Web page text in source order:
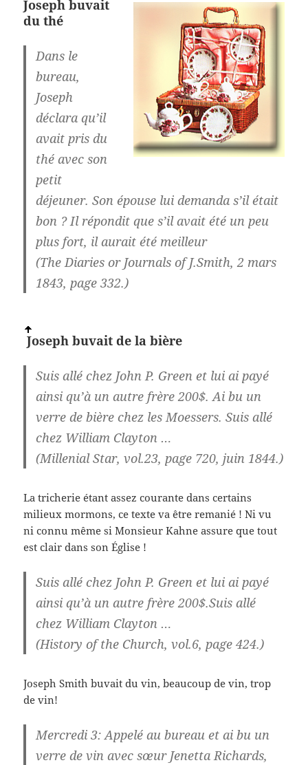
Joseph buvait
duthé
Dans le
bureau,
Joseph
déclara qu’il
avait pris du
thé avec son
petit
déjeuner. Son épouse lui demanda s’il était
bon ? Il répondit que s’il avait été un peu
plus fort, il aurait été meilleur
(The Diaries or Journals of J.Smith, 2 mars
1843, page 332.)
Joseph buvait de labière
Suis allé chez John P. Green et lui ai payé
ainsi qu’à un autre frère 200$. Ai bu un
verre de bière chez les Moessers. Suis allé
chez William Clayton …
(Millenial Star, vol.23, page 720, juin 1844.)
La tricherie étant assez courante dans certains
milieux mormons, ce texte va être remanié ! Ni vu
ni connu même si Monsieur Kahne assure que tout
est clair dans son Église !
Suis allé chez John P. Green et lui ai payé
ainsi qu’à un autre frère 200$.Suis allé
chez William Clayton …
(History of the Church, vol.6, page 424.)
Joseph Smith buvait du vin, beaucoup de vin, trop
de vin!
Mercredi 3: Appelé au bureau et ai bu un
verre de vin avec sœur Jenetta Richards,